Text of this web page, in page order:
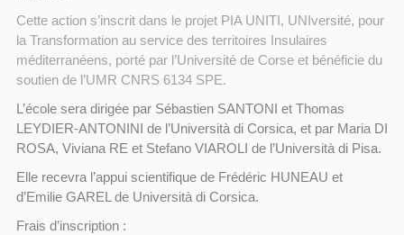
Cette action s’inscrit dans le projet PIA UNITI, UNIversité, pour
la Transformation au service des territoires Insulaires
méditerranéens, porté par l’Université de Corse et bénéficie du
soutien de l’UMR CNRS 6134 SPE.
L’école sera dirigée par Sébastien SANTONI et Thomas
LEYDIER-ANTONINI de l’Università di Corsica, et par Maria DI
ROSA, Viviana RE et Stefano VIAROLI de l’Università di Pisa.
Elle recevra l’appui scientifique de Frédéric HUNEAU et
d’Emilie GAREL de Università di Corsica.
Frais d’inscription :